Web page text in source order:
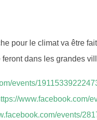
pour le climat va être
dans les grandes
events/
www.facebook.com/
events/